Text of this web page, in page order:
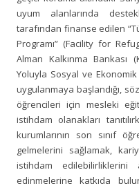
uyum alanlarında
tarafından finanse edilen
Programı” (Facility for
Alman Kalkınma Bankası
Yoluyla Sosyal ve
uygulanmaya başlandığı,
öğrencileri için mesleki
istihdam olanakları
kurumlarının son sınıf
gelmelerini sağlamak,
istihdam edilebilirliklerini
edinmelerine katkıda